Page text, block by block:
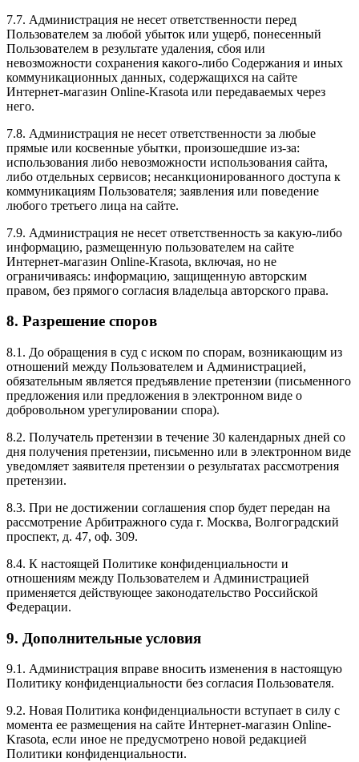
7.7. Администрация не несет ответственности перед
Пользователем за любой убыток или ущерб, понесенный
Пользователем в результате удаления, сбоя или
невозможности сохранения какого-либо Содержания и иных
коммуникационных данных, содержащихся на сайте
Интернет-магазин Online-Krasota или передаваемых через
него.
7.8. Администрация не несет ответственности за любые
прямые или косвенные убытки, произошедшие из-за:
использования либо невозможности использования сайта,
либо отдельных сервисов; несанкционированного доступа к
коммуникациям Пользователя; заявления или поведение
любого третьего лица на сайте.
7.9. Администрация не несет ответственность за какую-либо
информацию, размещенную пользователем на сайте
Интернет-магазин Online-Krasota, включая, но не
ограничиваясь: информацию, защищенную авторским
правом, без прямого согласия владельца авторского права.
8. Разрешение споров
8.1. До обращения в суд с иском по спорам, возникающим из
отношений между Пользователем и Администрацией,
обязательным является предъявление претензии (письменного
предложения или предложения в электронном виде о
добровольном урегулировании спора).
8.2. Получатель претензии в течение 30 календарных дней со
дня получения претензии, письменно или в электронном виде
уведомляет заявителя претензии о результатах рассмотрения
претензии.
8.3. При не достижении соглашения спор будет передан на
рассмотрение Арбитражного суда г. Москва, Волгоградский
проспект, д. 47, оф. 309.
8.4. К настоящей Политике конфиденциальности и
отношениям между Пользователем и Администрацией
применяется действующее законодательство Российской
Федерации.
9. Дополнительные условия
9.1. Администрация вправе вносить изменения в настоящую
Политику конфиденциальности без согласия Пользователя.
9.2. Новая Политика конфиденциальности вступает в силу с
момента ее размещения на сайте Интернет-магазин Online-
Krasota, если иное не предусмотрено новой редакцией
Политики конфиденциальности.